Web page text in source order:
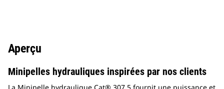
Aperçu
Minipelles hydrauliques inspirées par nos clients